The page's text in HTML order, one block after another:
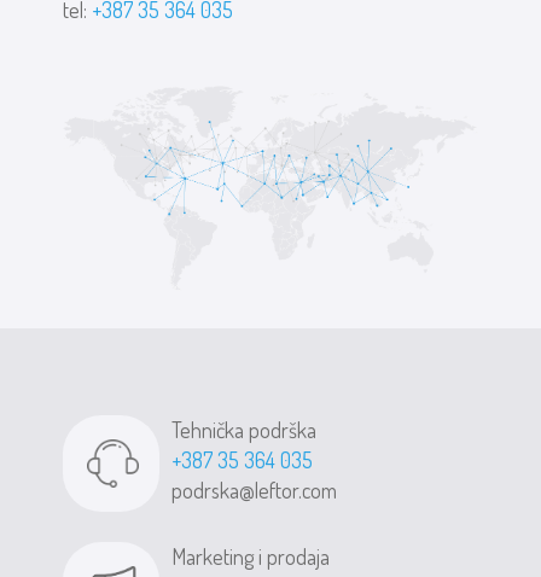
tel: +387 35 364 035
Tehnička podrška
+387 35 364 035
podrska@leftor.com
Marketing i prodaja